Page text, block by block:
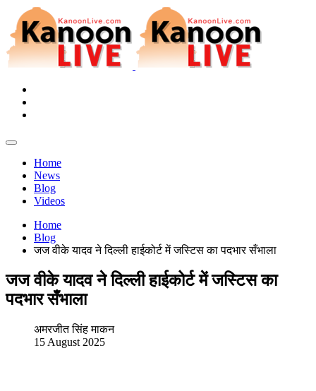
Home
News
Blog
Videos
Home
Blog
जज वीके यादव ने दिल्ली हाईकोर्ट में जस्टिस का पदभार सँभाला
जज वीके यादव ने दिल्ली हाईकोर्ट में जस्टिस का
पदभार सँभाला
अमरजीत सिंह माकन
15 August 2025